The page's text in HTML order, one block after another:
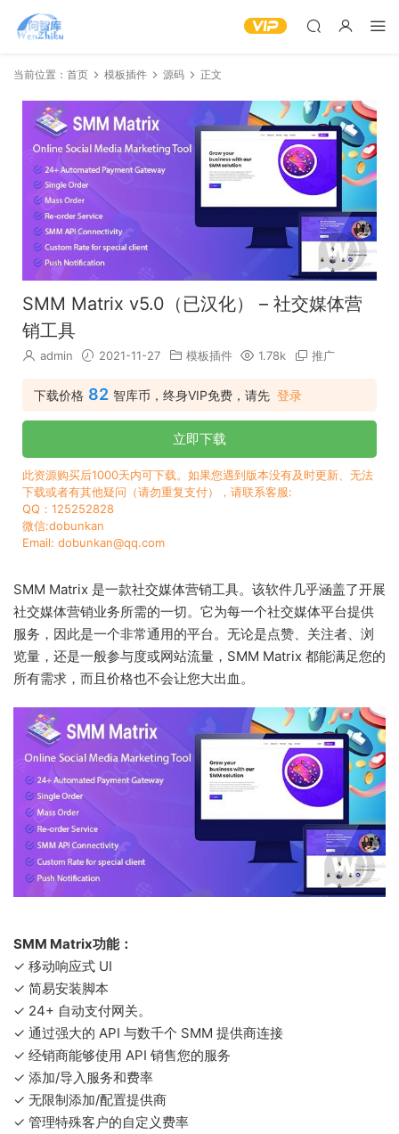
当前位置： 首页 模板插件 源码 正文
SMM Matrix v5.0（已汉化） – 社交媒体营
销工具
admin 2021-11-27 模板插件 1.78k 推广
下载价格 82 智库币，终身VIP免费，请先 登录
立即下载
此资源购买后1000天内可下载。如果您遇到版本没有及时更新、无法
下载或者有其他疑问（请勿重复支付），请联系客服:
QQ：125252828
微信:dobunkan
Email: dobunkan@qq.com
SMM Matrix 是一款社交媒体营销工具。该软件几乎涵盖了开展
社交媒体营销业务所需的一切。它为每一个社交媒体平台提供
服务，因此是一个非常通用的平台。无论是点赞、关注者、浏
览量，还是一般参与度或网站流量，SMM Matrix 都能满足您的
所有需求，而且价格也不会让您大出血。
SMM Matrix功能：
✓ 移动响应式 UI
✓ 简易安装脚本
✓ 24+ 自动支付网关。
✓ 通过强大的 API 与数千个 SMM 提供商连接
✓ 经销商能够使用 API 销售您的服务
✓ 添加/导入服务和费率
✓ 无限制添加/配置提供商
✓ 管理特殊客户的自定义费率